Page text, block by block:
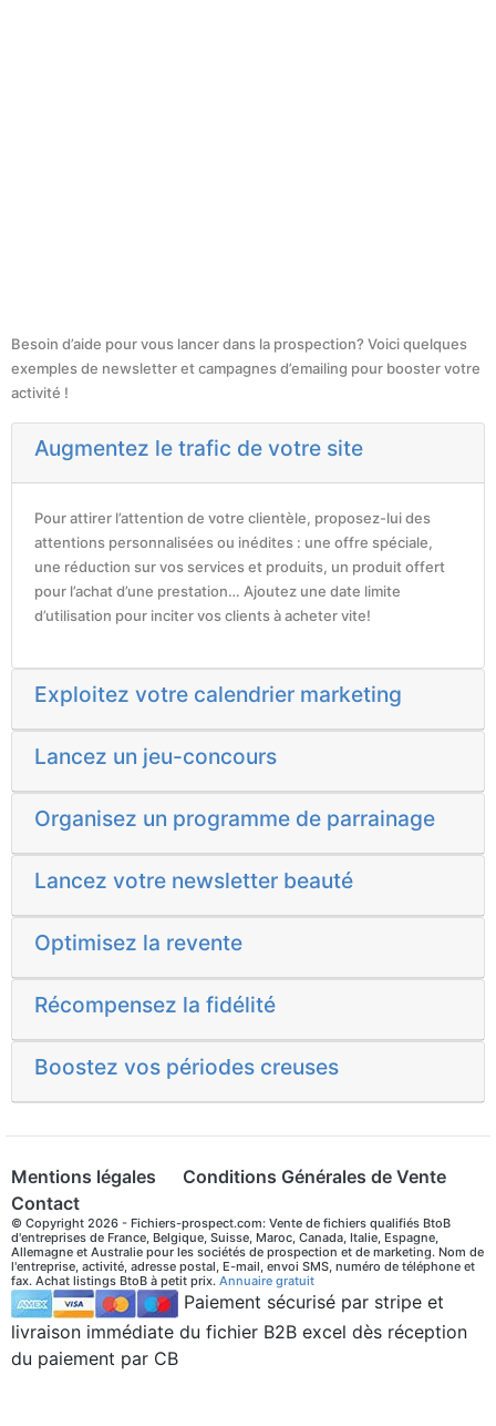
Besoin d’aide pour vous lancer dans la prospection? Voici quelques
exemples de newsletter et campagnes d’emailing pour booster votre
activité !
Augmentez le trafic de votre site
Pour attirer l’attention de votre clientèle, proposez-lui des
attentions personnalisées ou inédites : une offre spéciale,
une réduction sur vos services et produits, un produit offert
pour l’achat d’une prestation… Ajoutez une date limite
d’utilisation pour inciter vos clients à acheter vite!
Exploitez votre calendrier marketing
Lancez un jeu-concours
Organisez un programme de parrainage
Lancez votre newsletter beauté
Optimisez la revente
Récompensez la fidélité
Boostez vos périodes creuses
Mentions légales
Conditions Générales de Vente
Contact
© Copyright 2026 - Fichiers-prospect.com: Vente de fichiers qualifiés BtoB
d'entreprises de France, Belgique, Suisse, Maroc, Canada, Italie, Espagne,
Allemagne et Australie pour les sociétés de prospection et de marketing. Nom de
l'entreprise, activité, adresse postal, E-mail, envoi SMS, numéro de téléphone et
fax. Achat listings BtoB à petit prix. Annuaire gratuit
Paiement sécurisé par stripe et
livraison immédiate du fichier B2B excel dès réception
du paiement par CB